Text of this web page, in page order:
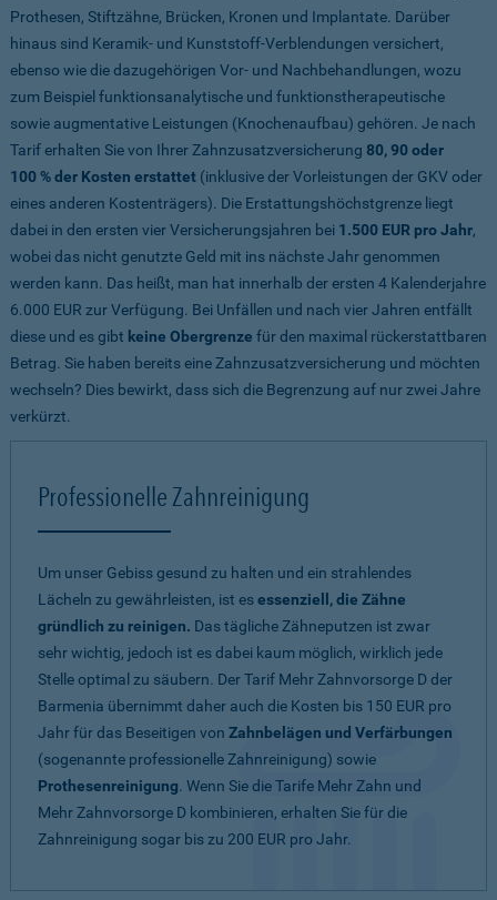
Prothesen, Stiftzähne, Brücken, Kronen und Implantate. Darüber
hinaus sind Keramik- und Kunststoff-Verblendungen versichert,
ebenso wie die dazugehörigen Vor- und Nachbehandlungen, wozu
zum Beispiel funktionsanalytische und funktionstherapeutische
sowie augmentative Leistungen (Knochenaufbau) gehören. Je nach
Tarif erhalten Sie von Ihrer Zahnzusatzversicherung 80, 90 oder
100 % der Kosten erstattet (inklusive der Vorleistungen der GKV oder
eines anderen Kostenträgers). Die Erstattungshöchstgrenze liegt
dabei in den ersten vier Versicherungsjahren bei 1.500 EUR pro Jahr,
wobei das nicht genutzte Geld mit ins nächste Jahr genommen
werden kann. Das heißt, man hat innerhalb der ersten 4 Kalenderjahre
6.000 EUR zur Verfügung. Bei Unfällen und nach vier Jahren entfällt
diese und es gibt keine Obergrenze für den maximal rückerstattbaren
Betrag. Sie haben bereits eine Zahnzusatzversicherung und möchten
wechseln? Dies bewirkt, dass sich die Begrenzung auf nur zwei Jahre
verkürzt.
Professionelle Zahnreinigung
Um unser Gebiss gesund zu halten und ein strahlendes
Lächeln zu gewährleisten, ist esessenziell, die Zähne
gründlich zu reinigen. Das tägliche Zähneputzen ist zwar
sehr wichtig, jedoch ist es dabei kaum möglich, wirklich jede
Stelle optimal zu säubern. Der Tarif Mehr Zahnvorsorge D der
Barmenia übernimmt daher auch die Kosten bis 150 EUR pro
Jahr für das Beseitigen von Zahnbelägen und Verfärbungen
(sogenannte professionelle Zahnreinigung) sowie
Prothesenreinigung. Wenn Sie die Tarife Mehr Zahn und
Mehr Zahnvorsorge D kombinieren, erhalten Sie für die
Zahnreinigung sogar bis zu 200 EUR pro Jahr.